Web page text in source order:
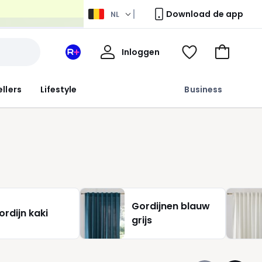
NL Download de app
Lifestyle Business
Mijn
+
Inloggen
Mijn
Kijk
Naar
kaki
Gordijnen blauw
grijs